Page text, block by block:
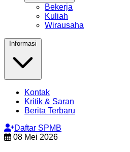
Bekerja
Kuliah
Wirausaha
Kontak
Kritik & Saran
Berita Terbaru
Daftar SPMB
08 Mei 2026